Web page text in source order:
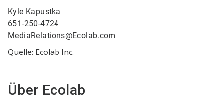
Kyle Kapustka
651-250-4724
MediaRelations@Ecolab.com
Quelle: Ecolab Inc.
Über Ecolab